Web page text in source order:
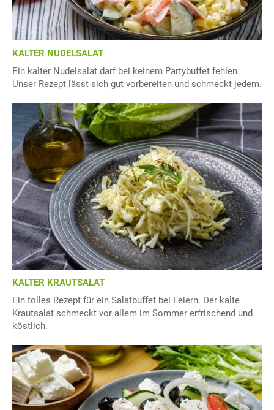
KALTER NUDELSALAT
Ein kalter Nudelsalat darf bei keinem Partybuffet fehlen.
Unser Rezept lässt sich gut vorbereiten und schmeckt jedem.
KALTER KRAUTSALAT
Ein tolles Rezept für ein Salatbuffet bei Feiern. Der kalte
Krautsalat schmeckt vor allem im Sommer erfrischend und
köstlich.